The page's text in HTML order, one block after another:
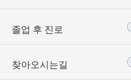
졸업 후 진로
찾아오시는길